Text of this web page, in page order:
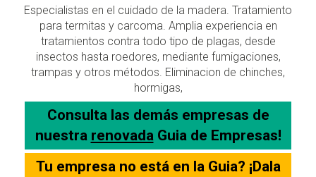
Especialistas en el cuidado de la madera. Tratamiento
para termitas y carcoma. Amplia experiencia en
tratamientos contra todo tipo de plagas, desde
insectos hasta roedores, mediante fumigaciones,
trampas y otros métodos. Eliminacion de chinches,
hormigas,
Consulta las demás empresas de
nuestra renovadaGuia de Empresas!
Tu empresa no está en la Guia? ¡Dala